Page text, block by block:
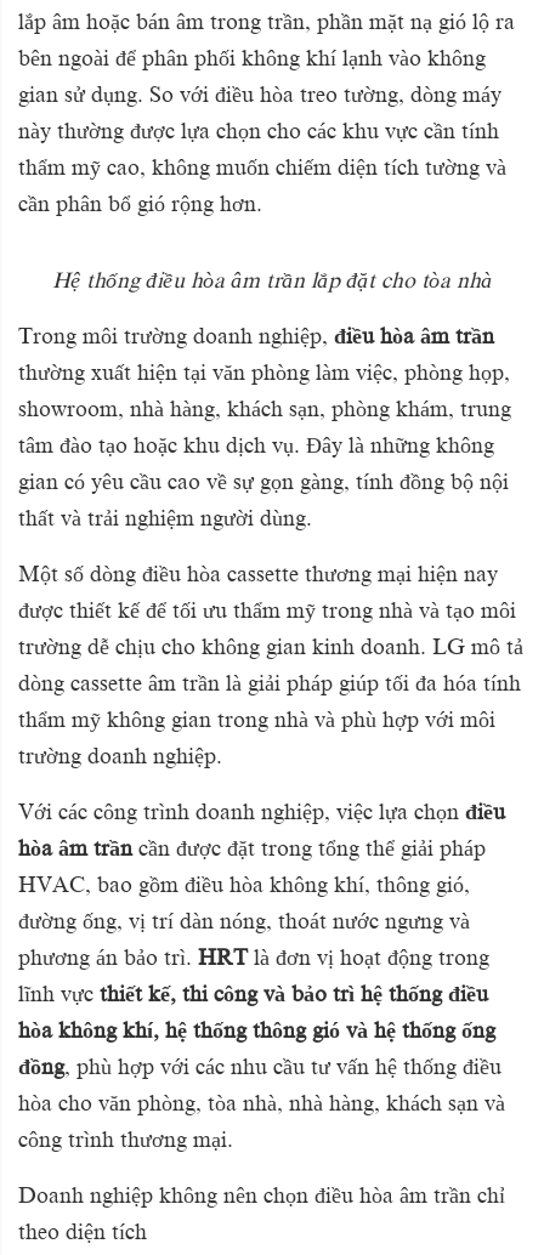
lắp âm hoặc bán âm trong trần, phần mặt nạ gió lộ ra
bên ngoài để phân phối không khí lạnh vào không
gian sử dụng. So với điều hòa treo tường, dòng máy
này thường được lựa chọn cho các khu vực cần tính
thẩm mỹ cao, không muốn chiếm diện tích tường và
cần phân bổ gió rộng hơn.
Hệ thống điều hòa âm trần lắp đặt cho tòa nhà
Trong môi trường doanh nghiệp, điều hòa âm trần
thường xuất hiện tại văn phòng làm việc, phòng họp,
showroom, nhà hàng, khách sạn, phòng khám, trung
tâm đào tạo hoặc khu dịch vụ. Đây là những không
gian có yêu cầu cao về sự gọn gàng, tính đồng bộ nội
thất và trải nghiệm người dùng.
Một số dòng điều hòa cassette thương mại hiện nay
được thiết kế để tối ưu thẩm mỹ trong nhà và tạo môi
trường dễ chịu cho không gian kinh doanh. LG mô tả
dòng cassette âm trần là giải pháp giúp tối đa hóa tính
thẩm mỹ không gian trong nhà và phù hợp với môi
trường doanh nghiệp.
Với các công trình doanh nghiệp, việc lựa chọn điều
hòa âm trầncần được đặt trong tổng thể giải pháp
HVAC, bao gồm điều hòa không khí, thông gió,
đường ống, vị trí dàn nóng, thoát nước ngưng và
phương án bảo trì. HRTlà đơn vị hoạt động trong
lĩnh vực thiết kế, thi công và bảo trì hệ thống điều
hòa không khí, hệ thống thông gió và hệ thống ống
đồng, phù hợp với các nhu cầu tư vấn hệ thống điều
hòa cho văn phòng, tòa nhà, nhà hàng, khách sạn và
công trình thương mại.
Doanh nghiệp không nên chọn điều hòa âm trần chỉ
theo diện tích